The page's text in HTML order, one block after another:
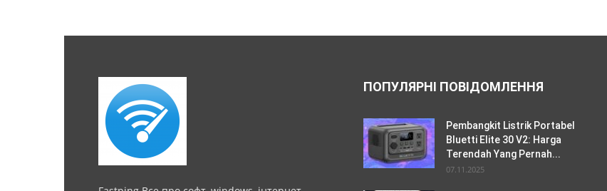
ПОПУЛЯРНІ ПОВІДОМЛЕННЯ
Pembangkit Listrik Portabel
Bluetti Elite 30 V2: Harga
Terendah Yang Pernah...
07.11.2025